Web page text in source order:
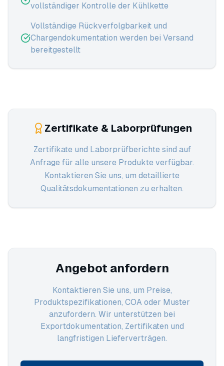
vollständiger Kontrolle der Kühlkette
Vollständige Rückverfolgbarkeit und
Chargendokumentation werden bei Versand
bereitgestellt
Zertifikate & Laborprüfungen
Zertifikate und Laborprüfberichte sind auf
Anfrage für alle unsere Produkte verfügbar.
Kontaktieren Sie uns, um detaillierte
Qualitätsdokumentationen zu erhalten.
Angebot anfordern
Kontaktieren Sie uns, um Preise,
Produktspezifikationen, COA oder Muster
anzufordern. Wir unterstützen bei
Exportdokumentation, Zertifikaten und
langfristigen Lieferverträgen.